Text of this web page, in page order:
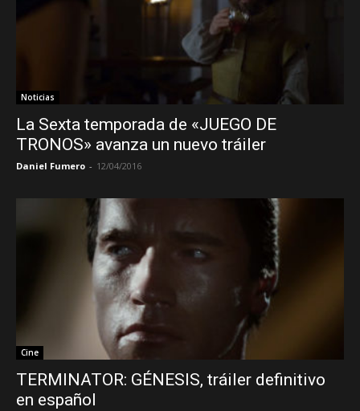
Noticias
La Sexta temporada de «JUEGO DE
TRONOS» avanza un nuevo tráiler
Daniel Fumero - 12/04/2016
Cine
TERMINATOR: GÉNESIS, tráiler definitivo
en español